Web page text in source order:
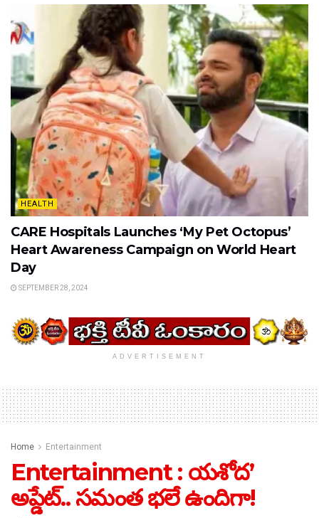
HEALTH
CARE Hospitals Launches ‘My Pet Octopus’
Heart Awareness Campaign on World Heart
Day
SEPTEMBER 28, 2024
ADVERTISEMENT
Home Entertainment
Entertainment : యశోద’
అప్డేట్.. సమంత భలే ఉందిగా!